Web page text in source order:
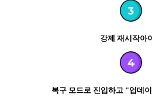
강제 재시작아
복구 모드로 진입하고 "업데